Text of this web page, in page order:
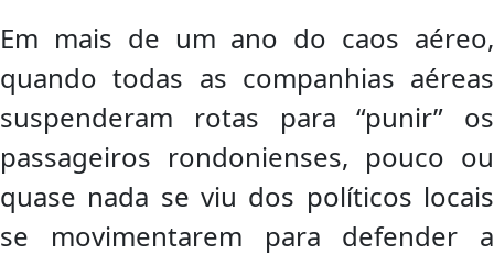
Em mais de um ano do caos aéreo,
quando todas as companhias aéreas
suspenderam rotas para “punir” os
passageiros rondonienses, pouco ou
quase nada se viu dos políticos locais
se movimentarem para defender a